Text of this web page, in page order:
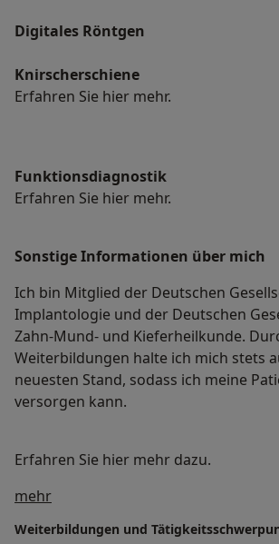
Digitales Röntgen
Knirscherschiene
Erfahren Sie hier mehr.
Funktionsdiagnostik
Erfahren Sie hier mehr.
Sonstige Informationen über mich
Ich bin Mitglied der Deutschen
Implantologie und der Deutschen
Zahn-Mund- und Kieferheilkunde.
Weiterbildungen halte ich mich stets
neuesten Stand, sodass ich meine
versorgen kann.
Erfahren Sie hier mehr dazu.
mehrÜber mich
Weiterbildungen und